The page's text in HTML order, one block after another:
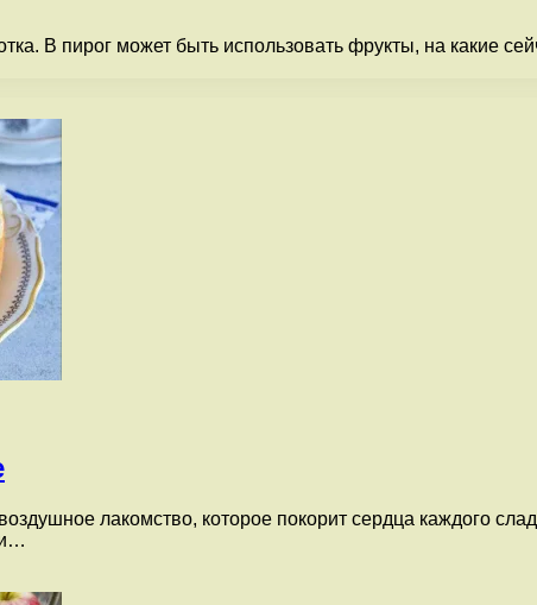
В пирог может быть использовать фрукты, на какие
лакомство, которое покорит сердца каждого